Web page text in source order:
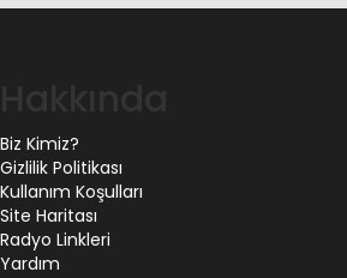
Biz Kimiz?
Gizlilik Politikası
Kullanım Koşulları
Site Haritası
Radyo Linkleri
Yardım